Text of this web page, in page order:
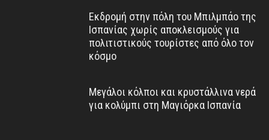
Εκδρομή στην πόλη του Μπιλμπάο της
Ισπανίας χωρίς αποκλεισμούς για
πολιτιστικούς τουρίστες από όλο τον
κόσμο
Μεγάλοι κόλποι και κρυστάλλινα νερά
για κολύμπι στη Μαγιόρκα Ισπανία